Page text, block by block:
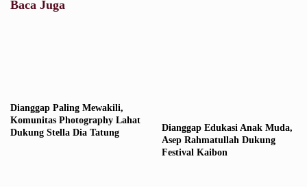
Baca Juga
Dianggap Paling Mewakili,
Komunitas Photography Lahat
Dukung Stella Dia Tatung
Dianggap Edukasi Anak Muda,
Asep Rahmatullah Dukung
Festival Kaibon